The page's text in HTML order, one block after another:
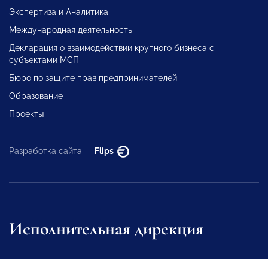
Экспертиза и Аналитика
Международная деятельность
Декларация о взаимодействии крупного бизнеса с
субъектами МСП
Бюро по защите прав предпринимателей
Образование
Проекты
Разработка сайта — Flips
Исполнительная дирекция